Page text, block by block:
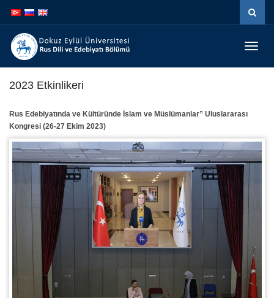
atla
atla
2023 Etkinlikeri
Rus Edebiyatında ve Kültüründe İslam ve Müslümanlar” Uluslararası
Kongresi (26-27 Ekim 2023)